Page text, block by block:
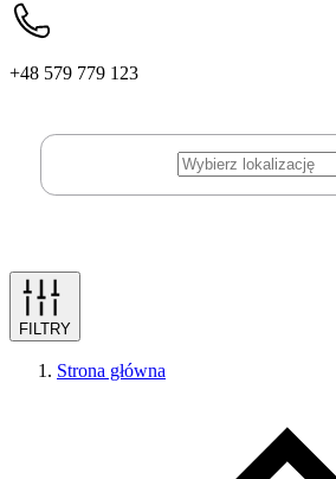
+48 579 779 123
FILTRY
Strona główna